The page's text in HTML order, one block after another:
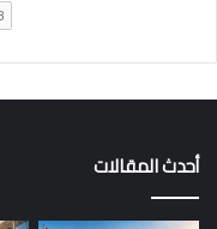
أحدث المقالات